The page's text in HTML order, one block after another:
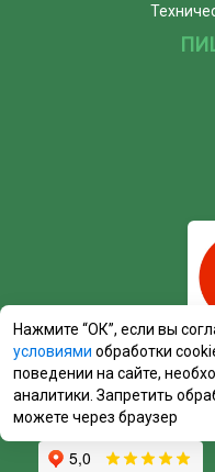
Нажмите “ОК”, если вы
условиями обработки
поведении на сайте,
аналитики. Запретить
можете через браузер